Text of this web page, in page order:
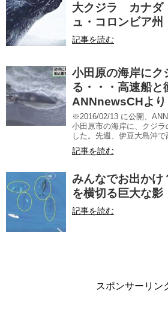
大クジラ カナダ
ュ・コロンビア州
記事を読む
小田原の海岸にク
る・・・高速船と
ANNnewsCHよ
※2016/02/13 に公開、
小田原市の海岸に、クジラ
した。先週、伊豆大島沖で
記事を読む
みんなでお出か
を横切る巨大な影
記事を読む
スポンサーリン